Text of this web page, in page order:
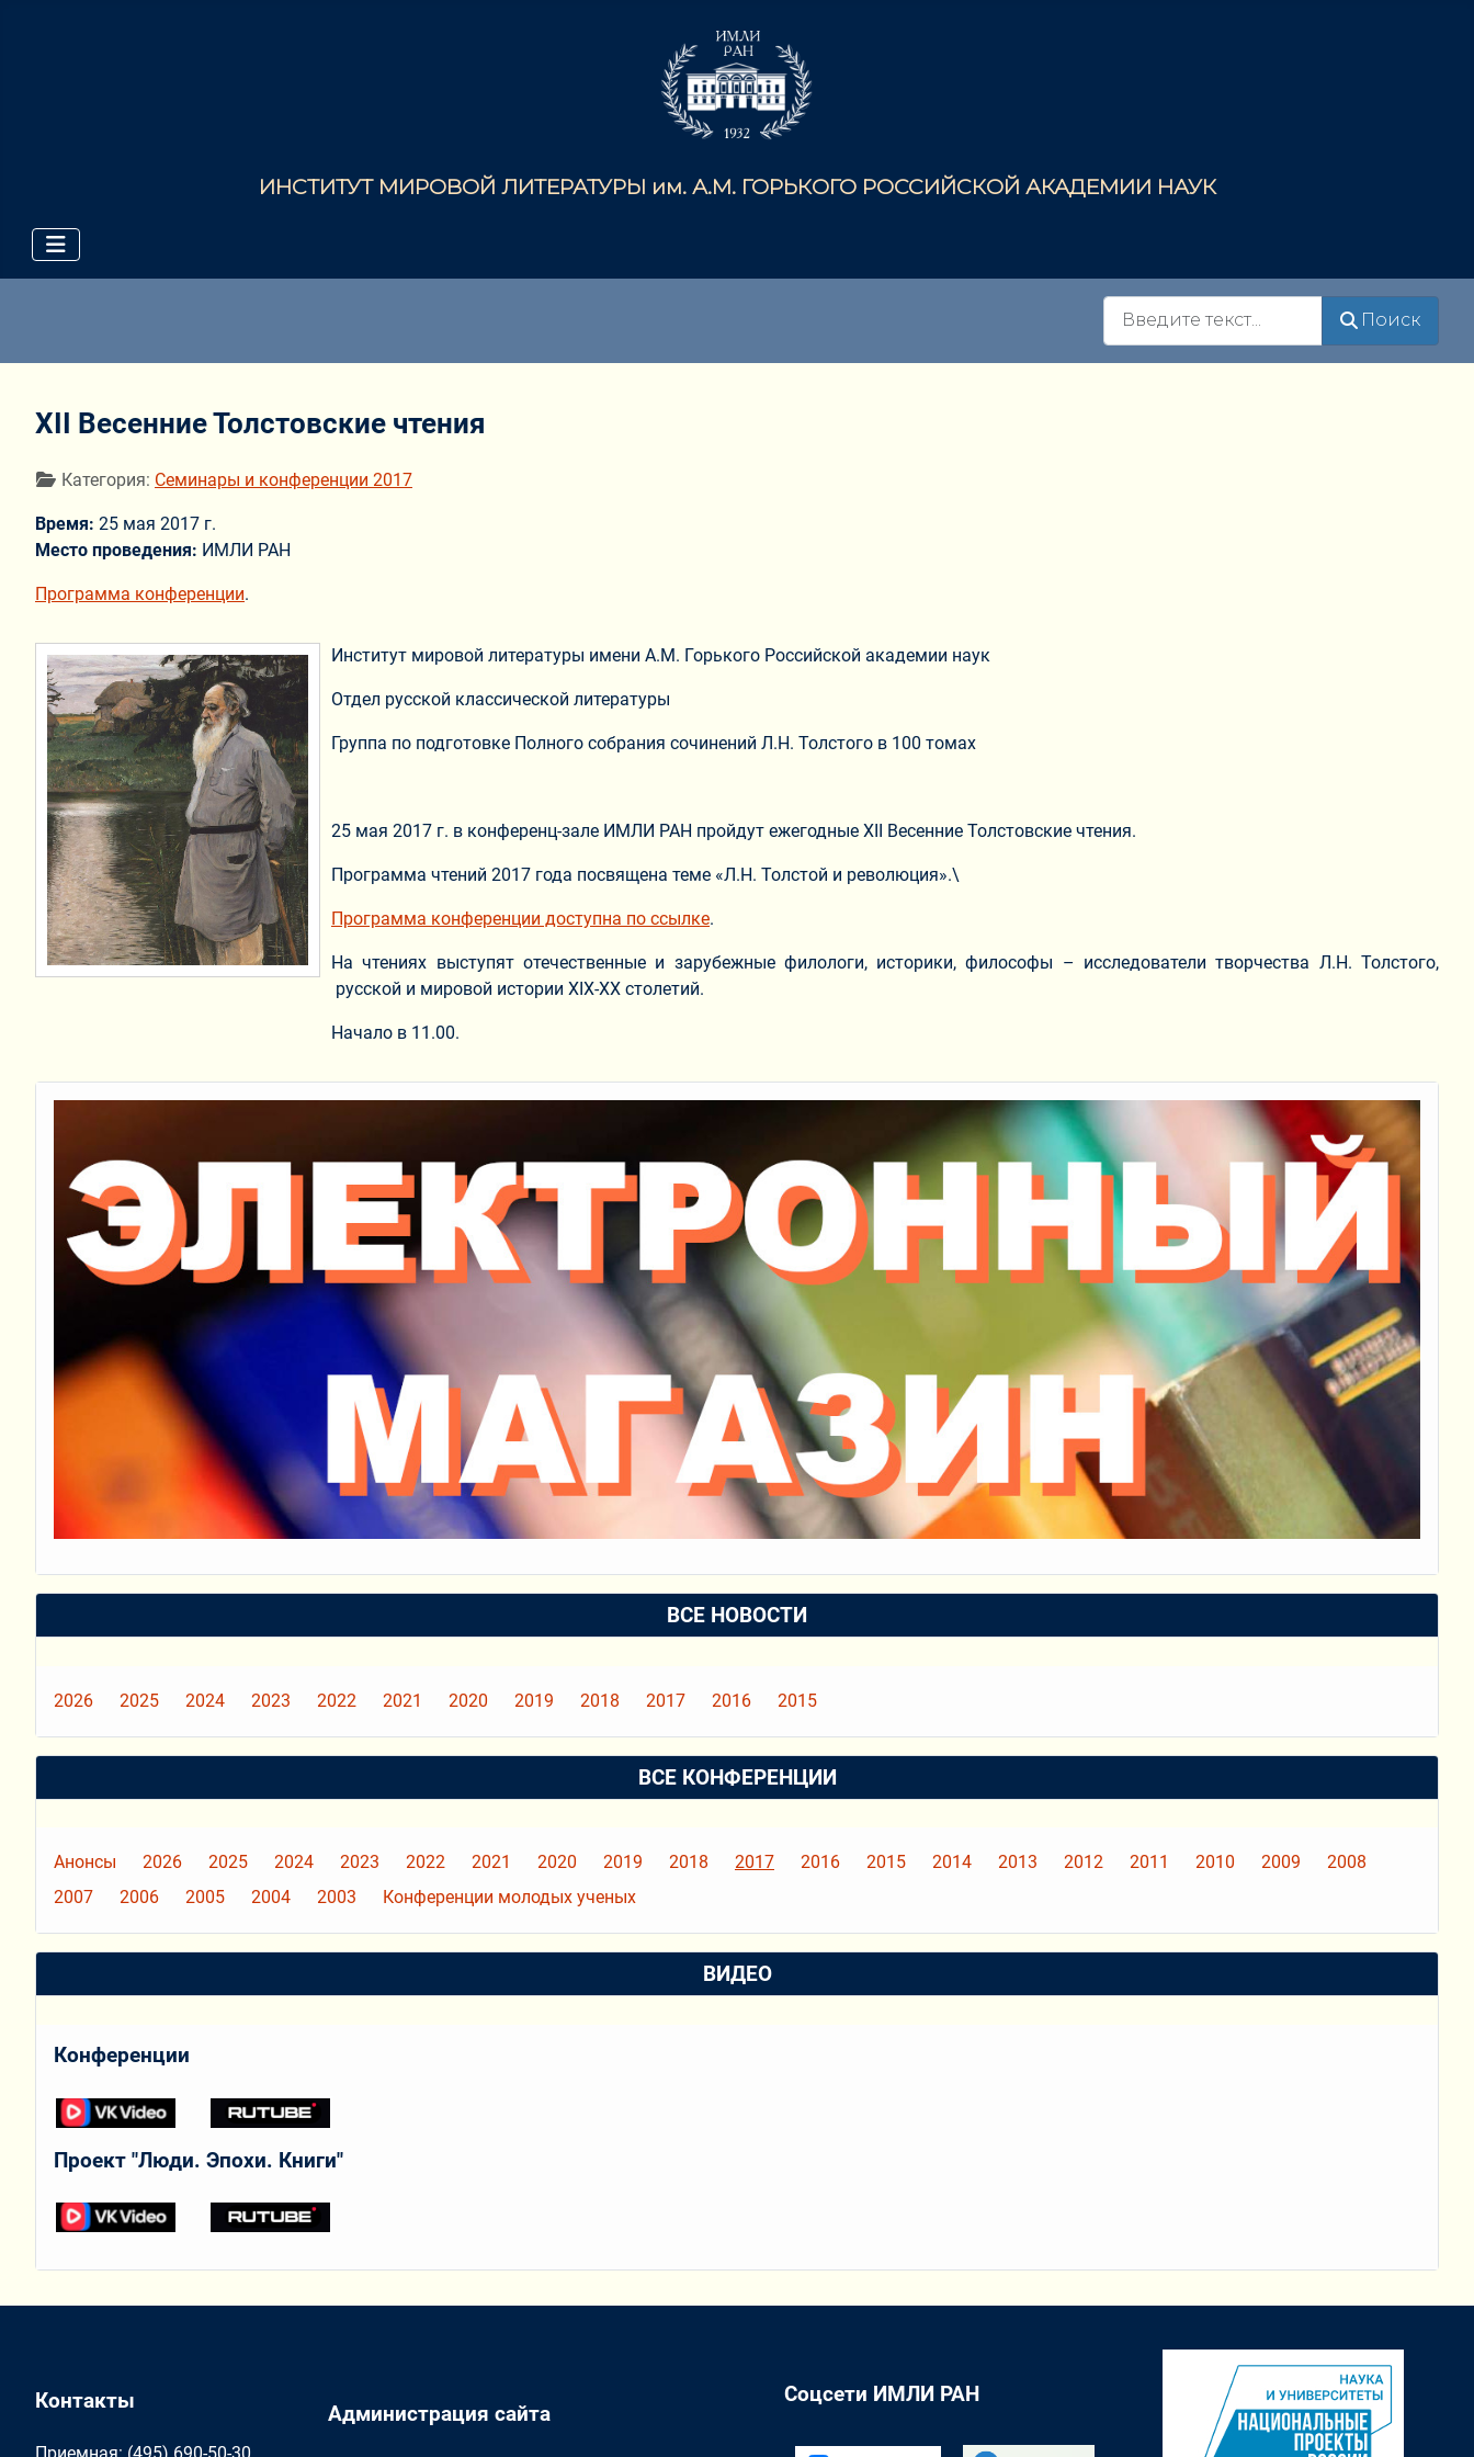
ИНСТИТУТ МИРОВОЙ ЛИТЕРАТУРЫ им. А.М. ГОРЬКОГО РОССИЙСКОЙ АКАДЕМИИ НАУК
Поиск
XII Весенние Толстовские чтения
Информация о материале
Категория: Семинары и конференции 2017
Время: 25 мая 2017 г.
Место проведения: ИМЛИ РАН
Программа конференции.
Институт мировой литературы имени А.М. Горького Российской академии наук
Отдел русской классической литературы
Группа по подготовке Полного собрания сочинений Л.Н. Толстого в 100 томах
25 мая 2017 г. в конференц-зале ИМЛИ РАН пройдут ежегодные XII Весенние Толстовские чтения.
Программа чтений 2017 года посвящена теме «Л.Н. Толстой и революция».\
Программа конференции доступна по ссылке.
На чтениях выступят отечественные и зарубежные филологи, историки, философы – исследователи творчества Л.Н. Толстого,
русской и мировой истории XIX-XX столетий.
Начало в 11.00.
ВСЕ НОВОСТИ
2026 2025 2024 2023 2022 2021 2020 2019 2018 2017 2016 2015
ВСЕ КОНФЕРЕНЦИИ
Анонсы 2026 2025 2024 2023 2022 2021 2020 2019 2018 2017 2016 2015 2014 2013 2012 2011 2010 2009
2008
2007
2006 2005 2004 2003 Конференции молодых ученых
ВИДЕО
Конференции
Проект "Люди. Эпохи. Книги"
Контакты
Администрация сайта
Соцсети ИМЛИ РАН